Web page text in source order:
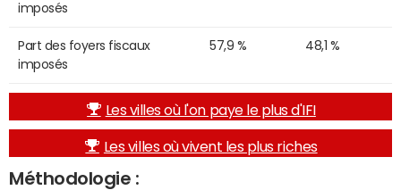
imposés
Part des foyers fiscaux
imposés
57,9 % 48,1 %
Les villes où l'on paye le plus d'IFI
Les villes où vivent les plus riches
Méthodologie :